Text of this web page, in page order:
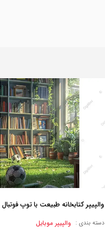
والپیپر کتابخانه طبیعت با توپ فوتبال
دسته بندی : والپیپر موبایل